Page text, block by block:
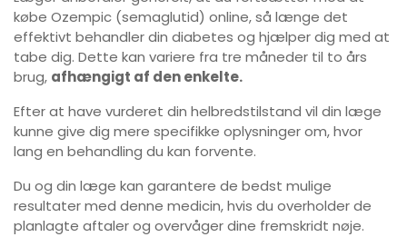
købe Ozempic (semaglutid) online, så længe det
effektivt behandler din diabetes og hjælper dig med at
tabe dig. Dette kan variere fra tre måneder til to års
brug, afhængigt af den enkelte.
Efter at have vurderet din helbredstilstand vil din læge
kunne give dig mere specifikke oplysninger om, hvor
lang en behandling du kan forvente.
Du og din læge kan garantere de bedst mulige
resultater med denne medicin, hvis du overholder de
planlagte aftaler og overvåger dine fremskridt nøje.